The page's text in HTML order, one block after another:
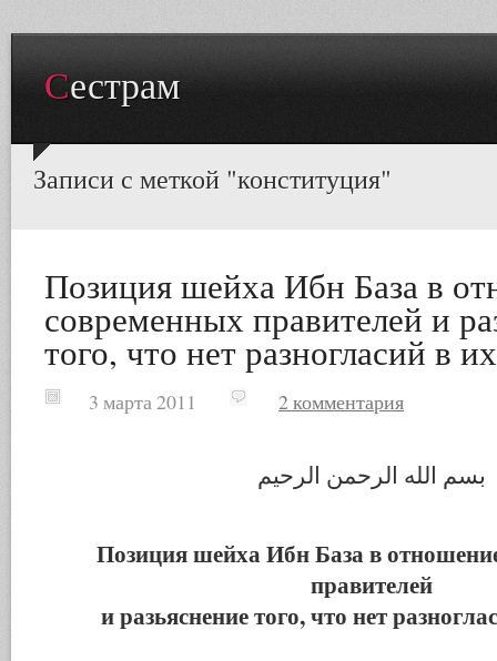
Сестрам
Записи с меткой "конституция"
Позиция шейха Ибн База в
современных правителей и
того, что нет разногласий в
3 марта 2011 2 комментария
بسم الله الرحمن الرحيم
Позиция шейха Ибн База в
правителей
и разьяснение того,что нет